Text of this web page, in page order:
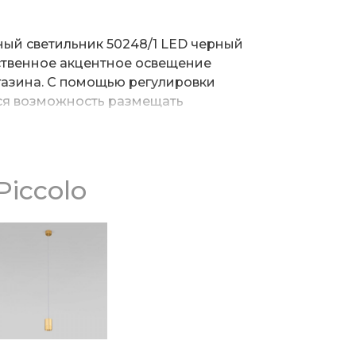
светильник 50248/1 LED черный
акцентное освещение
С помощью регулировки
возможность размещать
экономичные COB светодиоды
и излучающие
металла, который надежно